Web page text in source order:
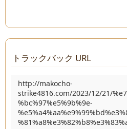
トラックバック URL
http://makocho-
strike4816.com/2023/12/21/
%bc%97%e5%9b%9e-